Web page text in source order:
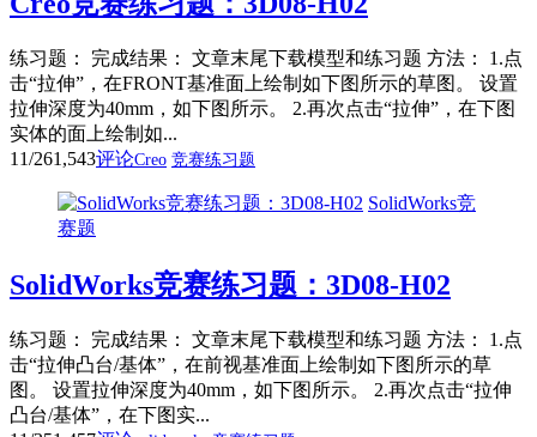
练习题： 完成结果： 文章末尾下载模型和练习题 方法： 1.点
击“拉伸”，在FRONT基准面上绘制如下图所示的草图。 设置
拉伸深度为40mm，如下图所示。 2.再次点击“拉伸”，在下图
实体的面上绘制如...
11/261,543评论Creo 竞赛练习题
SolidWorks竞
赛题
SolidWorks竞赛练习题：3D08-H02
练习题： 完成结果： 文章末尾下载模型和练习题 方法： 1.点
击“拉伸凸台/基体”，在前视基准面上绘制如下图所示的草
图。 设置拉伸深度为40mm，如下图所示。 2.再次点击“拉伸
凸台/基体”，在下图实...